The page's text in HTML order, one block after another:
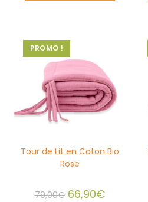
PROMO !
Tour de Lit en Coton Bio
Rose
79,00€ 66,90€